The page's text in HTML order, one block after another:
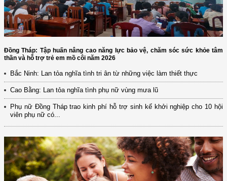
Đồng Tháp: Tập huấn nâng cao năng lực bảo vệ, chăm sóc sức khỏe tâm
thần và hỗ trợ trẻ em mồ côi năm 2026
Bắc Ninh: Lan tỏa nghĩa tình tri ân từ những việc làm thiết thực
Cao Bằng: Lan tỏa nghĩa tình phụ nữ vùng mưa lũ
Phụ nữ Đồng Tháp trao kinh phí hỗ trợ sinh kế khởi nghiệp cho 10 hội
viên phụ nữ có...